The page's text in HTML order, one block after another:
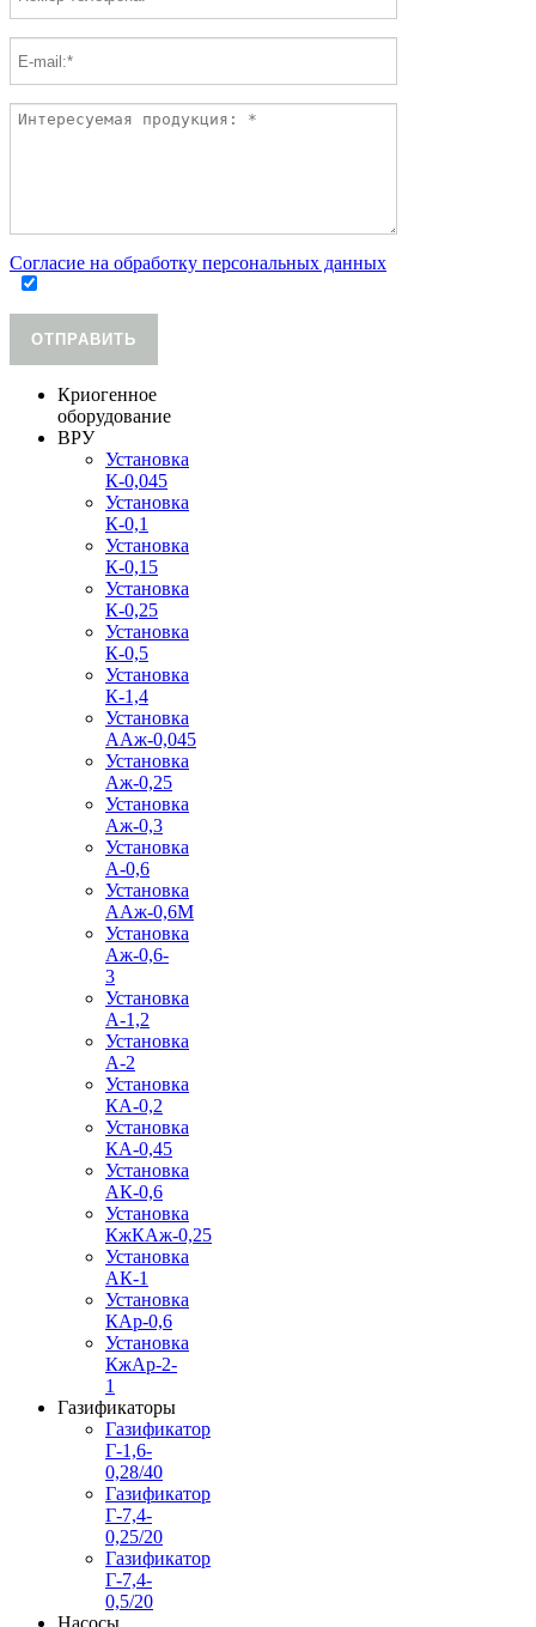
Согласие на обработку персональных данных
ОТПРАВИТЬ
Криогенное
оборудование
ВРУ
Установка
К-0,045
Установка
К-0,1
Установка
К-0,15
Установка
К-0,25
Установка
К-0,5
Установка
К-1,4
Установка
ААж-0,045
Установка
Аж-0,25
Установка
Аж-0,3
Установка
А-0,6
Установка
ААж-0,6М
Установка
Аж-0,6-
3
Установка
А-1,2
Установка
А-2
Установка
КА-0,2
Установка
КА-0,45
Установка
АК-0,6
Установка
КжКАж-0,25
Установка
АК-1
Установка
КАр-0,6
Установка
КжАр-2-
1
Газификаторы
Газификатор
Г-1,6-
0,28/40
Газификатор
Г-7,4-
0,25/20
Газификатор
Г-7,4-
0,5/20